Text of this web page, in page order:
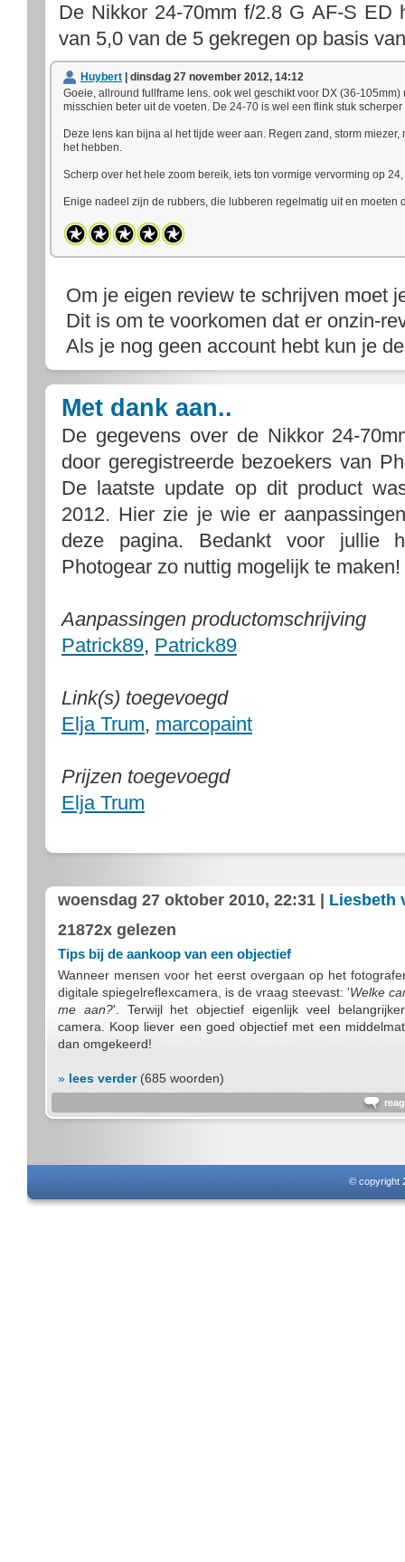
De Nikkor 24-70mm f/2.8 G AF-S ED
van 5,0 van de 5 gekregen op basis
Huybert | dinsdag 27 november 2012, 14:12
Goeie, allround fullframe lens. ook wel geschikt voor DX (36-105mm)
misschien beter uit de voeten. De 24-70 is wel een flink stuk
Deze lens kan bijna al het tijde weer aan. Regen zand, storm
het hebben.
Scherp over het hele zoom bereik, iets ton vormige vervorming op
Enige nadeel zijn de rubbers, die lubberen regelmatig uit en moeten
Om je eigen review te schrijven moet
Dit is om te voorkomen dat er onzin-
Als je nog geen account hebt kun je
Met dank aan..
De gegevens over de Nikkor 24-
door geregistreerde bezoekers van
De laatste update op dit product
2012. Hier zie je wie er
deze pagina. Bedankt voor jullie
Photogear zo nuttig mogelijk te maken!
Aanpassingen productomschrijving
Patrick89, Patrick89
Link(s) toegevoegd
Elja Trum, marcopaint
Prijzen toegevoegd
Elja Trum
woensdag 27 oktober 2010, 22:31 | Liesbeth
21872x gelezen
Tips bij de aankoop van een objectief
Wanneer mensen voor het eerst overgaan op het
digitale spiegelreflexcamera, is de vraag steevast: 'Welke
me aan?'. Terwijl het objectief eigenlijk veel
camera. Koop liever een goed objectief met een
dan omgekeerd!
» lees verder(685 woorden)
© copyright